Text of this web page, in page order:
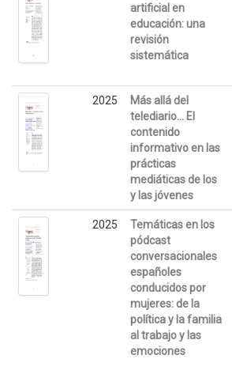
artificial en
educación: una
revisión
sistemática
2025
Más allá del
telediario… El
contenido
informativo en las
prácticas
mediáticas de los
y las jóvenes
2025
Temáticas en los
pódcast
conversacionales
españoles
conducidos por
mujeres: de la
política y la familia
al trabajo y las
emociones